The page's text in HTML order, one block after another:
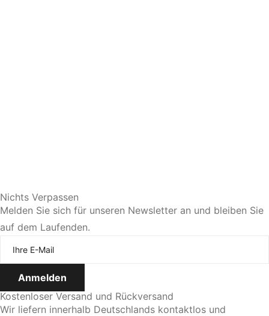
Sie bevorzugen eine persönliche Beratung?
Jetzt Termin vereinbaren
Nichts Verpassen
Melden Sie sich für unseren Newsletter an und bleiben Sie
auf dem Laufenden.
Kostenloser Versand und Rückversand
Wir liefern innerhalb Deutschlands kontaktlos und